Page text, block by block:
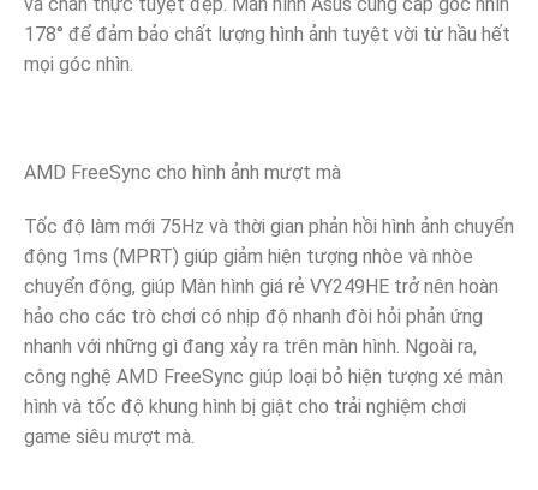
178° để đảm bảo chất lượng hình ảnh tuyệt vời từ hầu hết
mọi góc nhìn.
AMD FreeSync cho hình ảnh mượt mà
Tốc độ làm mới 75Hz và thời gian phản hồi hình ảnh chuyển
động 1ms (MPRT) giúp giảm hiện tượng nhòe và nhòe
chuyển động, giúp Màn hình giá rẻ VY249HE trở nên hoàn
hảo cho các trò chơi có nhịp độ nhanh đòi hỏi phản ứng
nhanh với những gì đang xảy ra trên màn hình. Ngoài ra,
công nghệ AMD FreeSync giúp loại bỏ hiện tượng xé màn
hình và tốc độ khung hình bị giật cho trải nghiệm chơi
game siêu mượt mà.